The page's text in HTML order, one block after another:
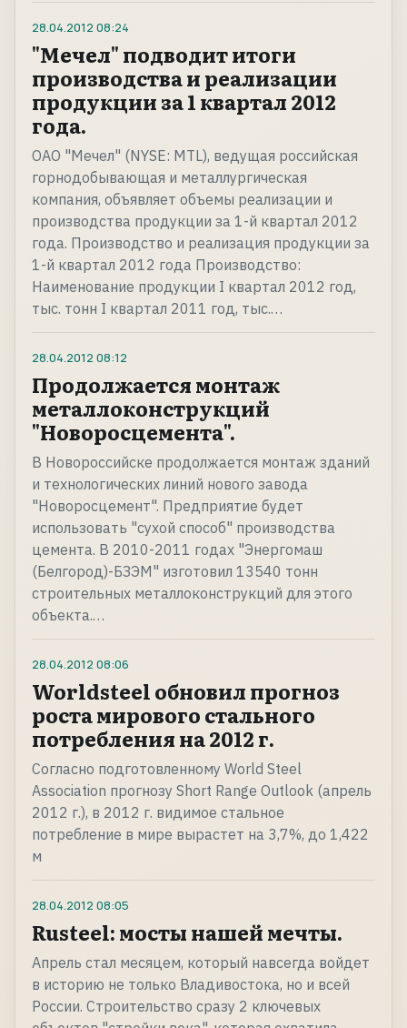
28.04.2012 08:24
"Мечел" подводит итоги
производства и реализации
продукции за 1 квартал 2012
года.
ОАО "Мечел" (NYSE: MTL), ведущая российская
горнодобывающая и металлургическая
компания, объявляет объемы реализации и
производства продукции за 1-й квартал 2012
года. Производство и реализация продукции за
1-й квартал 2012 года Производство:
Наименование продукции I квартал 2012 год,
тыс. тонн I квартал 2011 год, тыс.…
28.04.2012 08:12
Продолжается монтаж
металлоконструкций
"Новоросцемента".
В Новороссийске продолжается монтаж зданий
и технологических линий нового завода
"Новоросцемент". Предприятие будет
использовать "сухой способ" производства
цемента. В 2010-2011 годах "Энергомаш
(Белгород)-БЗЭМ" изготовил 13540 тонн
строительных металлоконструкций для этого
объекта.…
28.04.2012 08:06
Worldsteel обновил прогноз
роста мирового стального
потребления на 2012 г.
Согласно подготовленному World Steel
Association прогнозу Short Range Outlook (апрель
2012 г.), в 2012 г. видимое стальное
потребление в мире вырастет на 3,7%, до 1,422
м
28.04.2012 08:05
Rusteel: мосты нашей мечты.
Апрель стал месяцем, который навсегда войдет
в историю не только Владивостока, но и всей
России. Строительство сразу 2 ключевых